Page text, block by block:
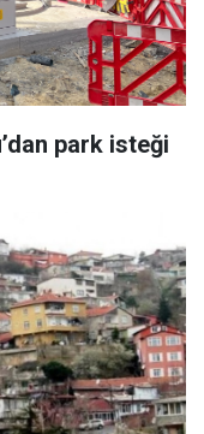
park isteği